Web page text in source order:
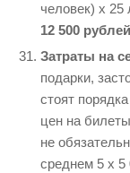
человек) х 25
12 500
Затраты на
подарки,
стоят
цен на
не
среднем 5 х 5